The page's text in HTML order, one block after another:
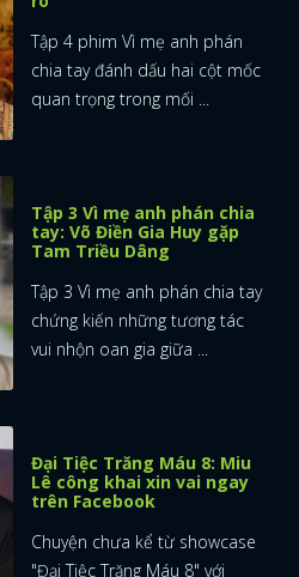
GOOGLE
Tập 4 phim Vì mẹ anh phán
chia tay đánh dấu hai cột mốc
quan trọng trong mối ...
Tập 3 Vì mẹ anh phán chia
tay: Võ Điền Gia Huy gặp
Tam Triều Dâng
Tập 3 Vì mẹ anh phán chia tay
chứng kiến những tương tác
vui nhộn oan gia giữa ...
Đại Tiệc Trăng Máu 8: Miu
Lê công khai xin vai ngay
trên Facebook
Chuyện chưa kể từ showcase
"Đại Tiệc Trăng Máu 8" với